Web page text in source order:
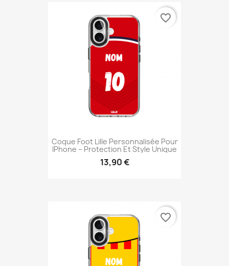
Coque Foot Lille Personnalisée Pour
IPhone – Protection Et Style Unique
13,90 €
favorite_border
favorite_border